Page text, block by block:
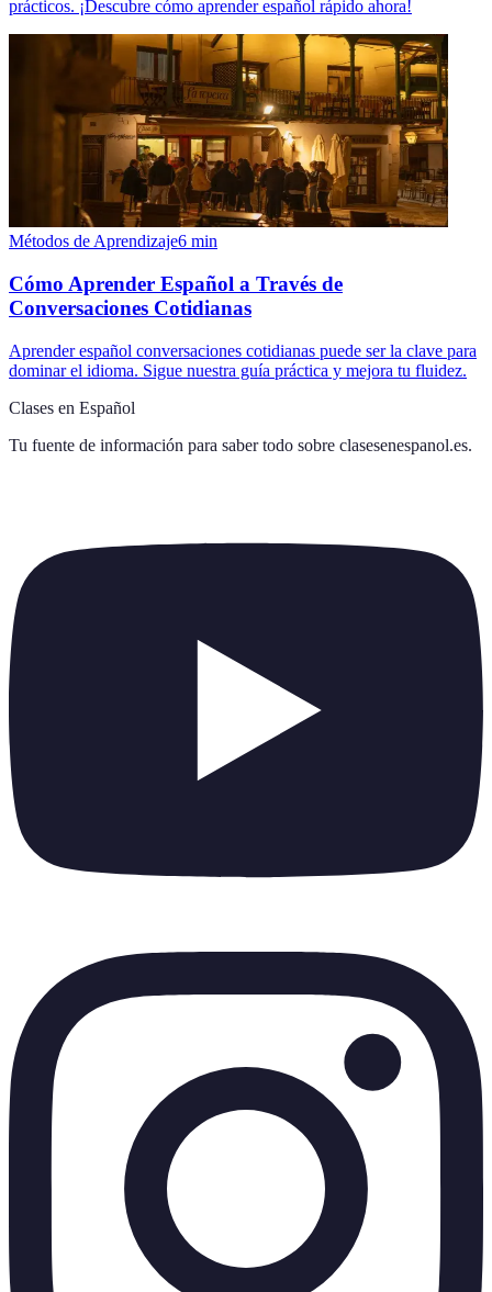
prácticos. ¡Descubre cómo aprender español rápido ahora!
Métodos de Aprendizaje6 min
Cómo Aprender Español a Través de
Conversaciones Cotidianas
Aprender español conversaciones cotidianas puede ser la clave para
dominar el idioma. Sigue nuestra guía práctica y mejora tu fluidez.
Clases en Español
Tu fuente de información para saber todo sobre clasesenespanol.es.